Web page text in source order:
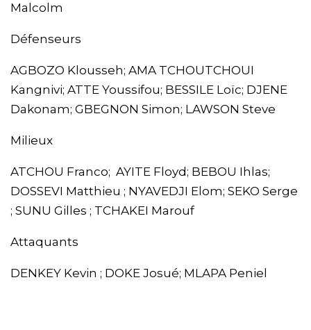
Malcolm
Défenseurs
AGBOZO Klousseh; AMA TCHOUTCHOUI
Kangnivi; ATTE Youssifou; BESSILE Loïc; DJENE
Dakonam; GBEGNON Simon; LAWSON Steve
Milieux
ATCHOU Franco; AYITE Floyd; BEBOU Ihlas;
DOSSEVI Matthieu ; NYAVEDJI Elom; SEKO Serge
; SUNU Gilles ; TCHAKEI Marouf
Attaquants
DENKEY Kevin ; DOKE Josué; MLAPA Peniel